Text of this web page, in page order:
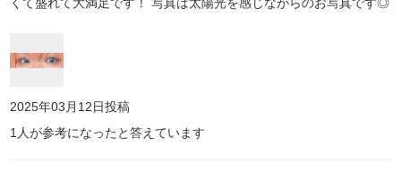
2025年03月12日投稿
1 人が参考になったと答えています